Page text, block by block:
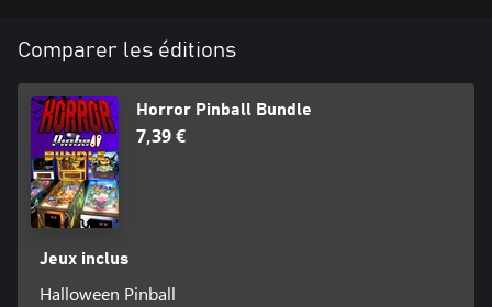
Comparer les éditions
Horror Pinball Bundle
7,39 €
Jeux inclus
Halloween Pinball